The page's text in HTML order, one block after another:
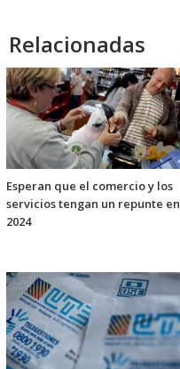
Relacionadas
Esperan que el comercio y los
servicios tengan un repunte en
2024